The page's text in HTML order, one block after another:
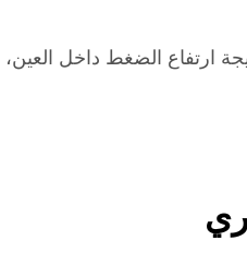
ارتفاع الضغط داخل